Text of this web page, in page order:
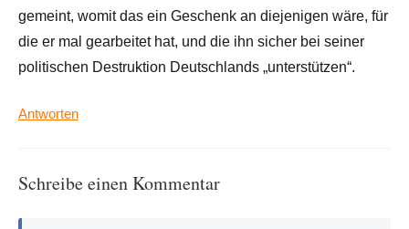
gemeint, womit das ein Geschenk an diejenigen wäre, für
die er mal gearbeitet hat, und die ihn sicher bei seiner
politischen Destruktion Deutschlands „unterstützen“.
Antworten
Schreibe einen Kommentar